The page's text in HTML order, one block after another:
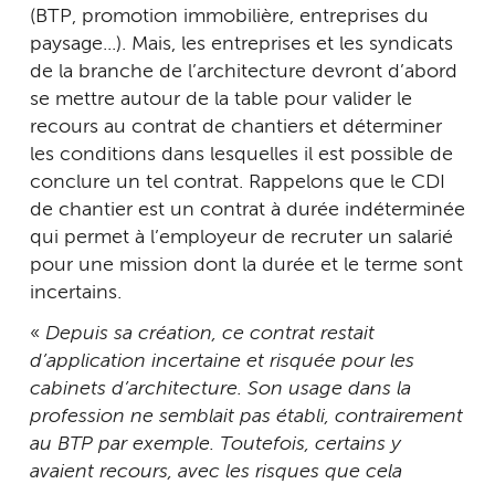
(BTP, promotion immobilière, entreprises du
paysage...). Mais, les entreprises et les syndicats
de la branche de l’architecture devront d’abord
se mettre autour de la table pour valider le
recours au contrat de chantiers et déterminer
les conditions dans lesquelles il est possible de
conclure un tel contrat. Rappelons que le CDI
de chantier est un contrat à durée indéterminée
qui permet à l’employeur de recruter un salarié
pour une mission dont la durée et le terme sont
incertains.
« Depuis sa création, ce contrat restait
d’application incertaine et risquée pour les
cabinets d’architecture. Son usage dans la
profession ne semblait pas établi, contrairement
au BTP par exemple. Toutefois, certains y
avaient recours, avec les risques que cela